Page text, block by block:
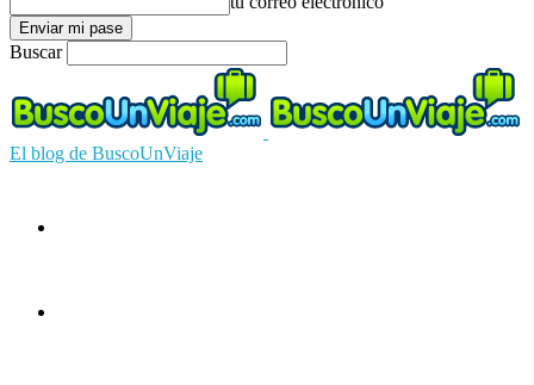
Buscar
El blog de BuscoUnViaje